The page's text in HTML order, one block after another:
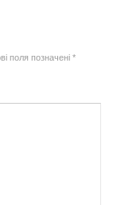
поля позначені *